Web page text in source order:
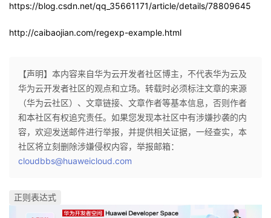
https://blog.csdn.net/qq_35661171/article/details/78809645
http://caibaojian.com/regexp-example.html
【声明】本内容来自华为云开发者社区博主，不代表华为云及
华为云开发者社区的观点和立场。转载时必须标注文章的来源
（华为云社区）、文章链接、文章作者等基本信息，否则作者
和本社区有权追究责任。如果您发现本社区中有涉嫌抄袭的内
容，欢迎发送邮件进行举报，并提供相关证据，一经查实，本
社区将立刻删除涉嫌侵权内容，举报邮箱：
cloudbbs@huaweicloud.com
正则表达式